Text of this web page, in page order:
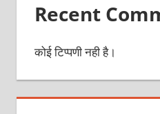
Recent
कोई टिप्पणी नही है।